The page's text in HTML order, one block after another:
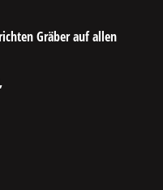
Gräber auf allen